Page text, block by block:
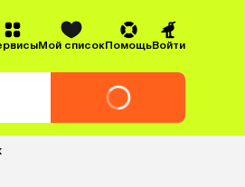
Мой списокПомощьВойти